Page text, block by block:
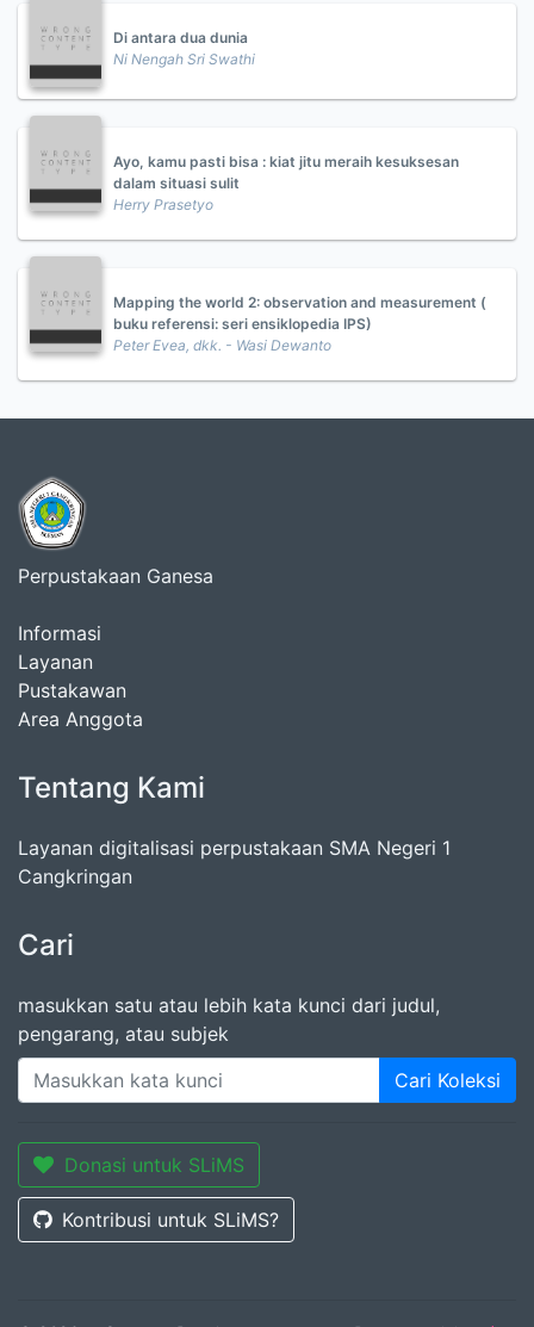
Di antara dua dunia
Ni Nengah Sri Swathi
Ayo, kamu pasti bisa : kiat jitu meraih kesuksesan
dalam situasi sulit
Herry Prasetyo
Mapping the world 2: observation and measurement (
buku referensi: seri ensiklopedia IPS)
Peter Evea, dkk. - Wasi Dewanto
Perpustakaan Ganesa
Informasi
Layanan
Pustakawan
Area Anggota
Tentang Kami
Layanan digitalisasi perpustakaan SMA Negeri 1
Cangkringan
Cari
masukkan satu atau lebih kata kunci dari judul,
pengarang, atau subjek
Cari Koleksi
Donasi untuk SLiMS
Kontribusi untuk SLiMS?